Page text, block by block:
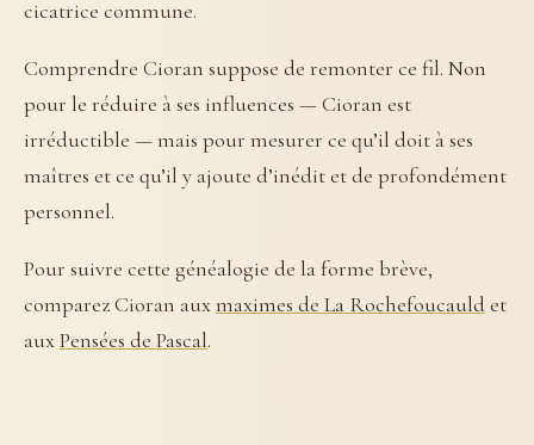
cicatrice commune.
Comprendre Cioran suppose de remonter ce fil. Non
pour le réduire à ses influences — Cioran est
irréductible — mais pour mesurer ce qu’il doit à ses
maîtres et ce qu’il y ajoute d’inédit et de profondément
personnel.
Pour suivre cette généalogie de la forme brève,
comparez Cioran auxmaximes de La Rochefoucauldet
auxPensées de Pascal.